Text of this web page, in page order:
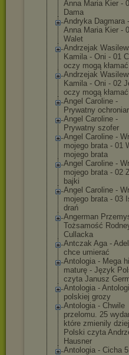
Anna Maria Kier -
Dama
Andryka Dagmara -
Anna Maria Kier -
Walet
Andrzejak
Kamila - Oni - 01
oczy mogą kłamać
Andrzejak
Kamila - Oni - 02
oczy mogą kłamać
Angel Caroline -
Prywatny
Angel Caroline -
Prywatny szofer
Angel Caroline -
mojego brata - 01
mojego brata
Angel Caroline -
mojego brata - 02
bajki
Angel Caroline -
mojego brata - 03
drań
Angerman
Tożsamość
Cullacka
Antczak Aga -
chce umierać
Antologia - Mega
maturę - Język
czyta Janusz
Antologia -
polskiej grozy
Antologia - Chwile
przelomu. 25
które zmienily
Polski czyta
Hausner
Antologia - Cicha 5